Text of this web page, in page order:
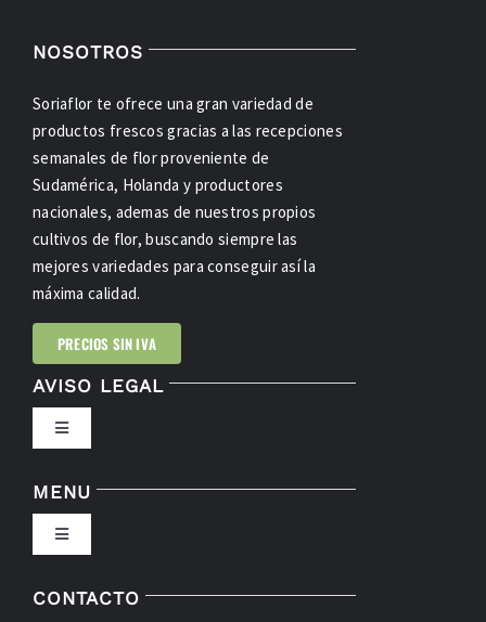
NOSOTROS
Soriaflor te ofrece una gran variedad de
productos frescos gracias a las recepciones
semanales de flor proveniente de
Sudamérica, Holanda y productores
nacionales, ademas de nuestros propios
cultivos de flor, buscando siempre las
mejores variedades para conseguir así la
máxima calidad.
PRECIOS SIN IVA
AVISO LEGAL
Toggle
POLÍTICA DE PRIVACIDAD
CONDICIONES DE USO
MENU
Toggle
INICIO
CONTACTO